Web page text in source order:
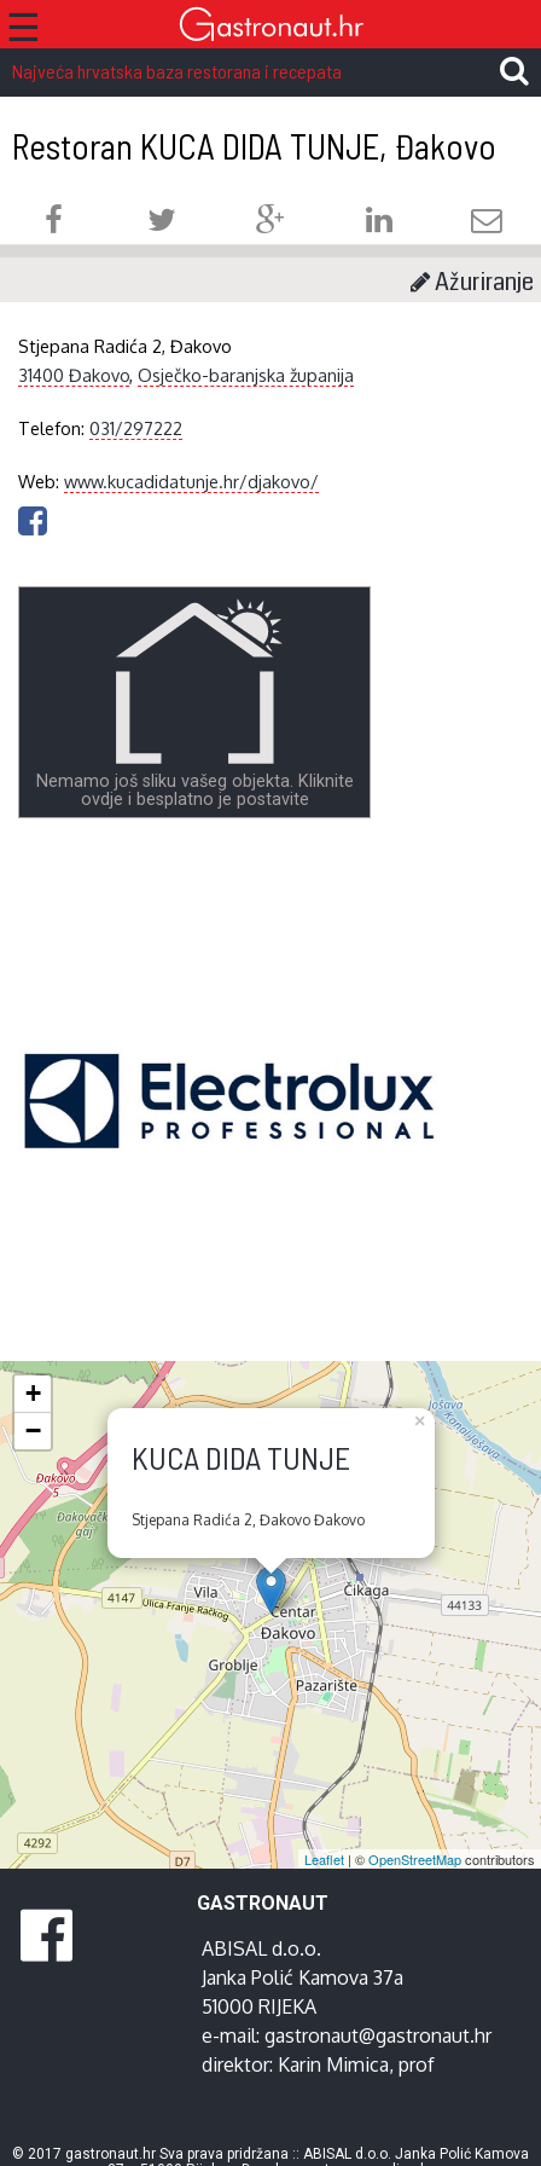
☰
Najveća hrvatska baza restorana i recepata
Restoran KUCA DIDA TUNJE, Đakovo
Ažuriranje
Stjepana Radića 2, Đakovo
31400 Đakovo,Osječko-baranjska županija
Telefon:031/297222
Web:www.kucadidatunje.hr/djakovo/
Nemamo još sliku vašeg objekta. Kliknite
ovdje i besplatno je postavite
KUCA DIDA TUNJE
Stjepana Radića 2, Đakovo Đakovo
×
+
−
Leaflet | ©OpenStreetMapcontributors
GASTRONAUT
ABISAL d.o.o.
Janka Polić Kamova 37a
51000 RIJEKA
e-mail: gastronaut@gastronaut.hr
direktor: Karin Mimica, prof
© 2017 gastronaut.hr Sva prava pridržana :: ABISAL d.o.o. Janka Polić Kamova